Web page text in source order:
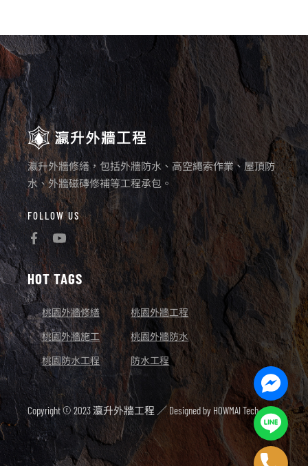
瀛升外牆修繕，包括外牆防水、高空繩索作業、屋頂防
水、外牆磁磚修補等工程承包。
FOLLOW US
HOT TAGS
桃園外牆修繕 桃園外牆工程
桃園外牆施工 桃園外牆防水
桃園防水工程 防水工程
Copyright © 2023 瀛升外牆工程 ／ Designed by HOWMAI Tech.
Line
Phone